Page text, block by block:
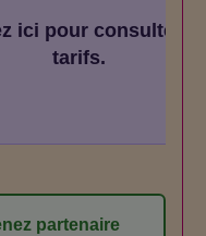
ici pour consulter les
tarifs.
partenaire